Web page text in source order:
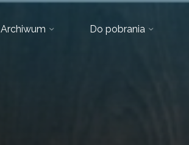
Archiwum Do pobrania